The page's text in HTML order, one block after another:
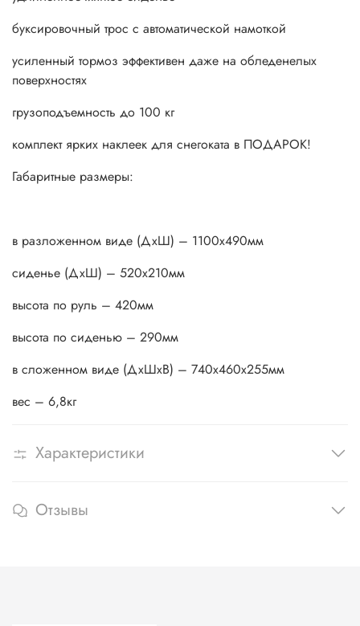
буксировочный трос с автоматической намоткой
усиленный тормоз эффективен даже на обледенелых
поверхностях
грузоподъемность до 100 кг
комплект ярких наклеек для снегоката в ПОДАРОК!
Габаритные размеры:
в разложенном виде (ДхШ) – 1100х490мм
сиденье (ДхШ) – 520х210мм
высота по руль – 420мм
высота по сиденью – 290мм
в сложенном виде (ДхШхВ) – 740х460х255мм
вес – 6,8кг
Характеристики
Отзывы